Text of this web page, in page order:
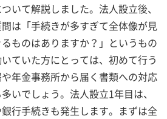
いて解説しました。法人設立後、
は「手続きが多すぎて全体像が見
ものはありますか？」というもの
ていた方にとっては、初めて行う
年金事務所から届く書類への対応
いでしょう。法人設立1年目は、
行手続きも発生します。まずは全